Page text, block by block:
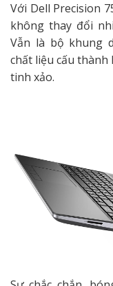
Với Dell Precision
không thay đổi
Vẫn là bộ khung
chất liệu cấu thành
tinh xảo.